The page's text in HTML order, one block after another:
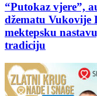
“Putokaz vjere”,
džematu
mektepsku
tradiciju